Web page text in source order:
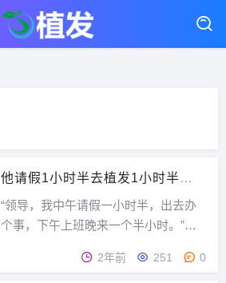
他请假1小时半去植发1小时半？
“领导，我中午请假一小时半，出去办
个事，下午上班晚来一个半小时。”领
半到1点半午休，结果他3点准时来上班
2年前 251 0